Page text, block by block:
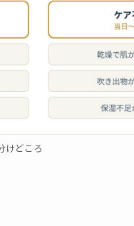
けどころ